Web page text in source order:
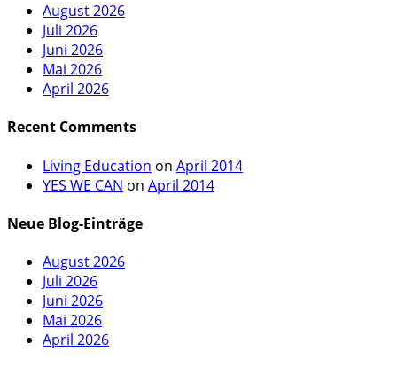
August 2026
Juli 2026
Juni 2026
Mai 2026
April 2026
Recent Comments
Living Education on April 2014
YES WE CAN on April 2014
Neue Blog-Einträge
August 2026
Juli 2026
Juni 2026
Mai 2026
April 2026